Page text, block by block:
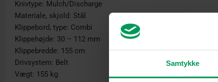
Samtykke
Knivtype: Mulch/Discharge
Materiale, skjold: Stål
Klippebord, type: Combi
Klippehøjde: 30 – 112 mm
Klippebredde: 155 cm
Drivsystem: Belt
Vægt: 155 kg